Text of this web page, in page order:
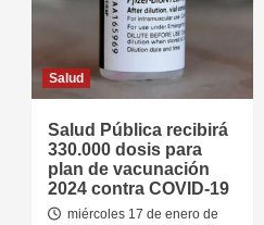
Salud
Salud Pública recibirá
330.000 dosis para
plan de vacunación
2024 contra COVID-19
miércoles 17 de enero de